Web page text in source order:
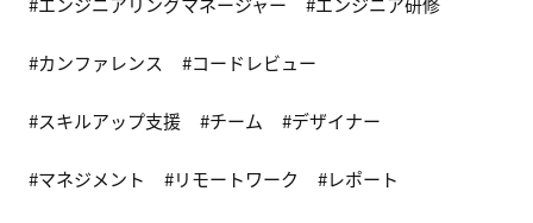
カンファレンス コードレビュー
スキルアップ支援 チーム デザイナー
マネジメント リモートワーク レポート